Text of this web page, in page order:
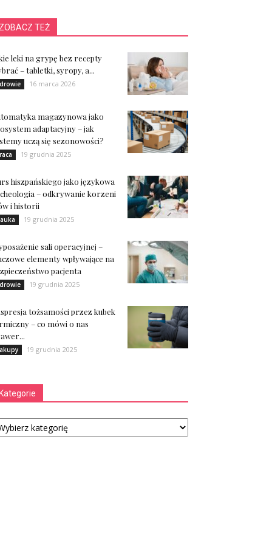
TEŻ
leki na grypę bez recepty
– tabletki, syropy, a...
16 marca 2026
magazynowa jako
adaptacyjny – jak
uczą się sezonowości?
19 grudnia 2025
hiszpańskiego jako językowa
– odkrywanie korzeni
i historii
19 grudnia 2025
sali operacyjnej –
elementy wpływające na
pacjenta
19 grudnia 2025
tożsamości przez kubek
– co mówi o nas
19 grudnia 2025